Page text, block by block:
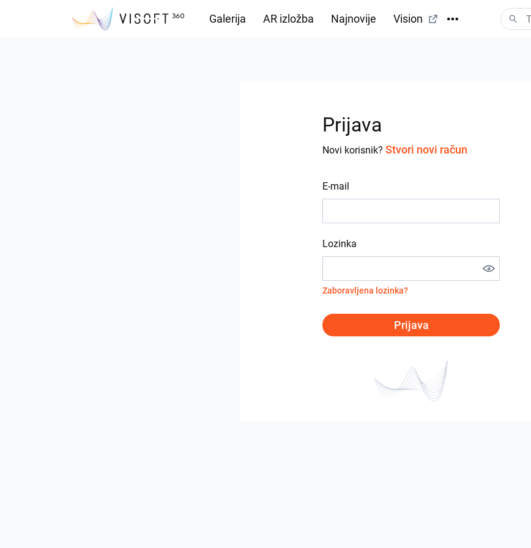
Galerija AR izložba Najnovije Vision
Prijava
Novi korisnik? Stvori novi račun
E-mail
Lozinka
Zaboravljena lozinka?
Prijava